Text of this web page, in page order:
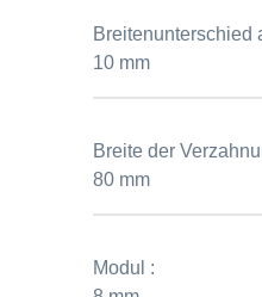
Breitenunterschied
10 mm
Breite der
80 mm
Modul :